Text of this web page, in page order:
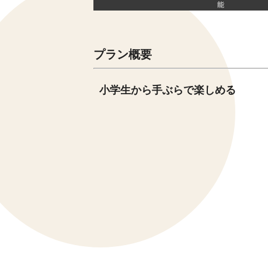
能
プラン概要
小学生から手ぶらで楽しめる